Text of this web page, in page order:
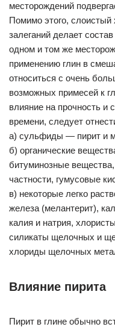
месторождений
Помимо этого, слоистый
залеганий делает
одном и том же
применению глин в
относиться с очень
возможных примесей к
влияние на прочность и
времени, следует
а) сульфиды — пирит и
б) органические
битуминозные
частности, гумусовые
в) некоторые легко
железа (мелантерит),
калия и натрия,
силикаты щелочных и
хлориды щелочных
Влияние пирита
Пирит в глине обычно